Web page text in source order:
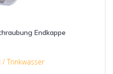
Endkappe
Trinkwasser